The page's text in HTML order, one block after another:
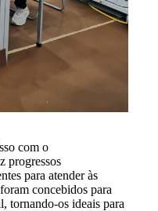
com o
progressos
para atender às
concebidos para
tornando-os ideais para